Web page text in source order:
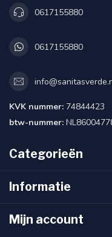
0617155880
0617155880
KVK nummer: 74844423
btw-nummer:
Categorieën
Informatie
Mijn account